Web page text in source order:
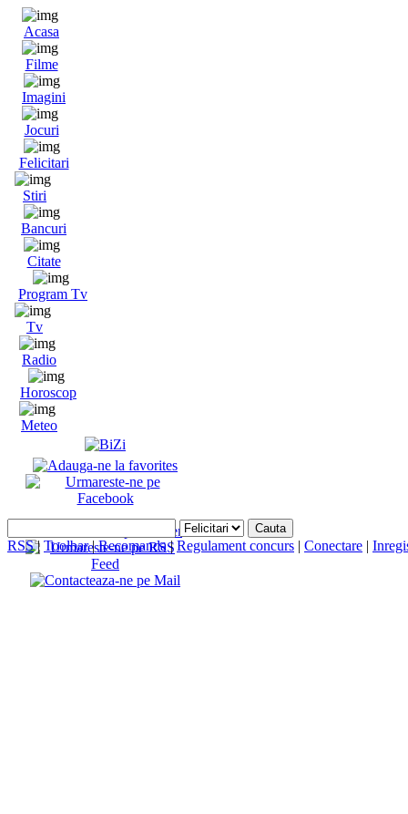
Acasa
Filme
Imagini
Jocuri
Felicitari
Stiri
Bancuri
Citate
Program Tv
Tv
Radio
Horoscop
Meteo
RSS| Toolbar|Recomanda|Regulament concurs | Conectare |